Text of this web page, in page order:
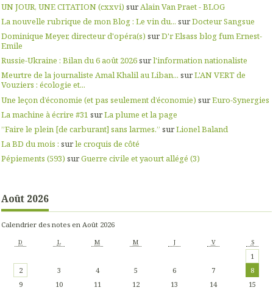
UN JOUR, UNE CITATION (cxxvi) surAlain Van Praet - BLOG
La nouvelle rubrique de mon Blog : Le vin du... surDocteur Sangsue
Dominique Meyer, directeur d'opéra(s) surD'r Elsass blog fum Ernest-
Emile
Russie-Ukraine : Bilan du 6 août 2026surl'information nationaliste
Meurtre de la journaliste Amal Khalil au Liban... surL'AN VERT de
Vouziers : écologie et...
Une leçon d’économie (et pas seulement d’économie) surEuro-Synergies
La machine à écrire #31 surLa plume et la page
”Faire le plein [de carburant] sans larmes.” surLionel Baland
La BD du mois : surle croquis de côté
Pépiements (593) surGuerre civile et yaourt allégé (3)
Août 2026
Calendrier des notes en Août 2026
D L M M J V S
1
2
3 4 5 6 7
8
9
10 11 12 13 14
15